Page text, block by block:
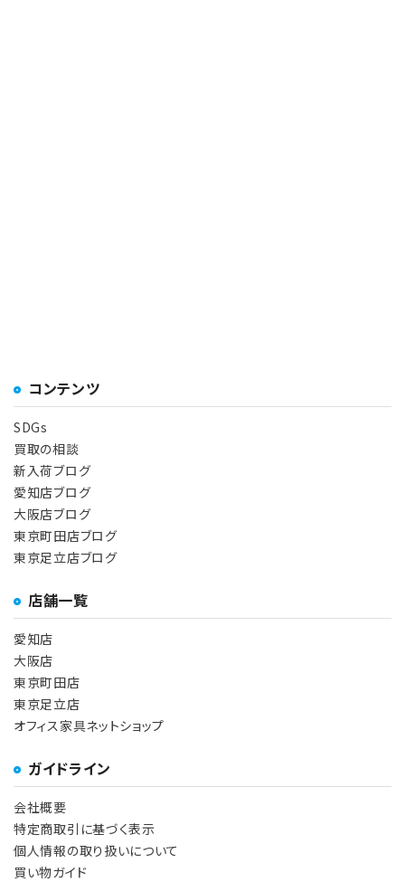
コンテンツ
SDGs
買取の相談
新入荷ブログ
愛知店ブログ
大阪店ブログ
東京町田店ブログ
東京足立店ブログ
店舗一覧
愛知店
大阪店
東京町田店
東京足立店
オフィス家具ネットショップ
ガイドライン
会社概要
特定商取引に基づく表示
個人情報の取り扱いについて
買い物ガイド